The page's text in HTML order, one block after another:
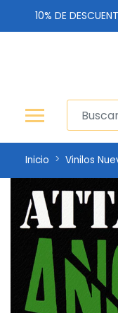
10% DE
Inicio Vinilos